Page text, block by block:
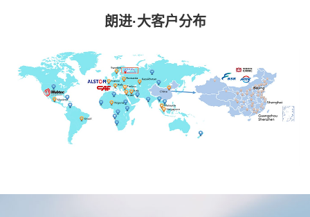
朗进·大客户分布